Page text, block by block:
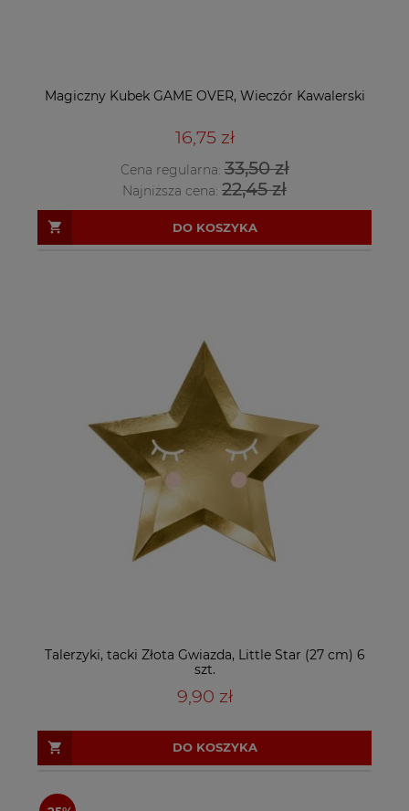
Magiczny Kubek GAME OVER, Wieczór Kawalerski
16,75 zł
Cena regularna:33,50 zł
Najniższa cena: 22,45 zł
DO KOSZYKA
Talerzyki, tacki Złota Gwiazda, Little Star (27 cm) 6
szt.
9,90 zł
DO KOSZYKA